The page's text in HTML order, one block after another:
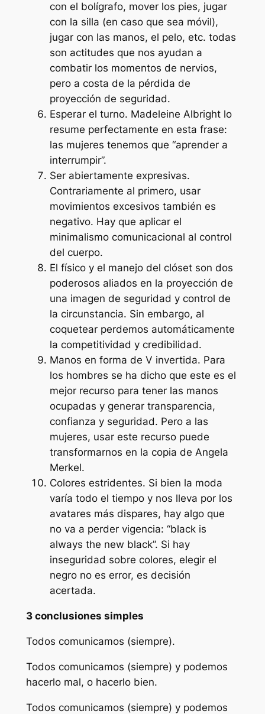
con el bolígrafo, mover los pies, jugar
con la silla (en caso que sea móvil),
jugar con las manos, el pelo, etc. todas
son actitudes que nos ayudan a
combatir los momentos de nervios,
pero a costa de la pérdida de
proyección de seguridad.
Esperar el turno. Madeleine Albright lo
resume perfectamente en esta frase:
las mujeres tenemos que “aprender a
interrumpir”.
Ser abiertamente expresivas.
Contrariamente al primero, usar
movimientos excesivos también es
negativo. Hay que aplicar el
minimalismo comunicacional al control
del cuerpo.
El físico y el manejo del clóset son dos
poderosos aliados en la proyección de
una imagen de seguridad y control de
la circunstancia. Sin embargo, al
coquetear perdemos automáticamente
la competitividad y credibilidad.
Manos en forma de V invertida. Para
los hombres se ha dicho que este es el
mejor recurso para tener las manos
ocupadas y generar transparencia,
confianza y seguridad. Pero a las
mujeres, usar este recurso puede
transformarnos en la copia de Angela
Merkel.
Colores estridentes. Si bien la moda
varía todo el tiempo y nos lleva por los
avatares más dispares, hay algo que
no va a perder vigencia: “black is
always the new black”. Si hay
inseguridad sobre colores, elegir el
negro no es error, es decisión
acertada.
3 conclusiones simples
Todos comunicamos (siempre).
Todos comunicamos (siempre) y podemos
hacerlo mal, o hacerlo bien.
Todos comunicamos (siempre) y podemos